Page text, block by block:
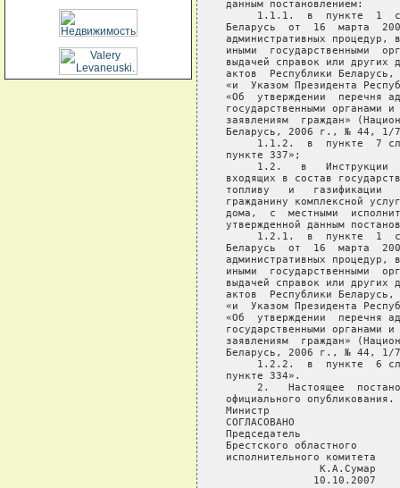
данным постановлением:
1.1.1.  в  пункте  1
Беларусь  от  16  марта
административных процедур,
иными  государственными
выдачей справок или других
актов  Республики
«и  Указом Президента
«Об  утверждении  перечня
государственными органами
заявлениям  граждан»
Беларусь, 2006 г., № 44,
1.1.2.  в  пункте  7
пункте 337»;
1.2.   в   Инструкции
входящих в состав
топливу   и   газификации
гражданину комплексной
дома,  с  местными
утвержденной данным
1.2.1.  в  пункте  1
Беларусь  от  16  марта
административных процедур,
иными  государственными
выдачей справок или других
актов  Республики
«и  Указом Президента
«Об  утверждении  перечня
государственными органами
заявлениям  граждан»
Беларусь, 2006 г., № 44,
1.2.2.  в  пункте  6
пункте 334».
2.   Настоящее
официального опубликования.
Министр
СОГЛАСОВАНО
Председатель
Брестского областного
исполнительного комитета
К.А.Сумар
10.10.2007